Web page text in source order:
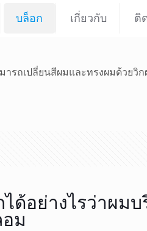
บล็อก เกี่ยวกับ ติ
รถเปลี่ยนสีผมและทรงผมด้วยวิ
ด้อย่างไรว่าผม
ม